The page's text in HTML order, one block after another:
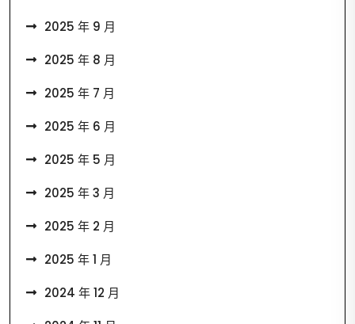
2025 年 9 月
2025 年 8 月
2025 年 7 月
2025 年 6 月
2025 年 5 月
2025 年 3 月
2025 年 2 月
2025 年 1 月
2024 年 12 月